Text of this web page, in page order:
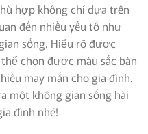
hợp không chỉ dựa trên
đến nhiều yếu tố như
sống. Hiểu rõ được
chọn được màu sắc bàn
may mắn cho gia đình.
một không gian sống hài
đình nhé!